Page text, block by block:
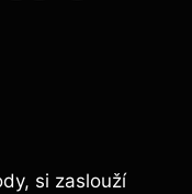
si zaslouží